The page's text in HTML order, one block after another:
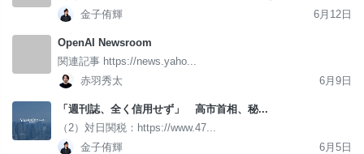
金子侑輝
6月12日
OpenAI Newsroom
関連記事 https://news.yaho...
赤羽秀太
6月9日
「週刊誌、全く信用せず」 高市首相、秘...
（2）対日関税：https://www.47...
金子侑輝
6月5日